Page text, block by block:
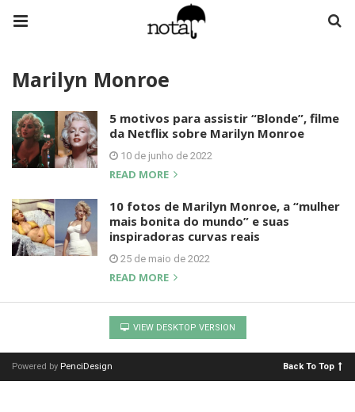
Marilyn Monroe
5 motivos para assistir “Blonde”, filme
da Netflix sobre Marilyn Monroe
10 de junho de 2022
READ MORE
10 fotos de Marilyn Monroe, a “mulher
mais bonita do mundo” e suas
inspiradoras curvas reais
25 de maio de 2022
READ MORE
VIEW DESKTOP VERSION
Powered by PenciDesign Back To Top